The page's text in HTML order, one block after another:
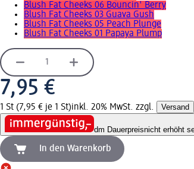
Blush Fat Cheeks 06 Bouncin' Berry
Blush Fat Cheeks 03 Guava Gush
Blush Fat Cheeks 05 Peach Plunge
Blush Fat Cheeks 01 Papaya Plump
7,95 €
1 St (7,95 € je 1 St)inkl. 20% MwSt. zzgl. Versand
dm Dauerpreisnicht erhöht
In den Warenkorb